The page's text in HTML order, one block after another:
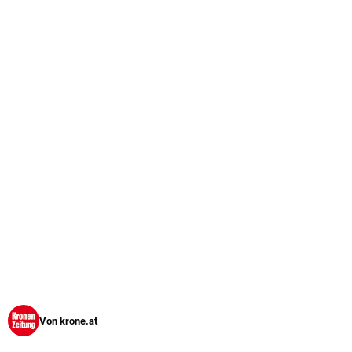
Von krone.at